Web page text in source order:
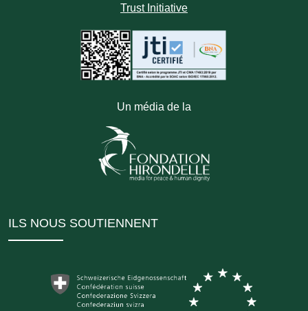
Trust Initiative
Un média de la
ILS NOUS SOUTIENNENT